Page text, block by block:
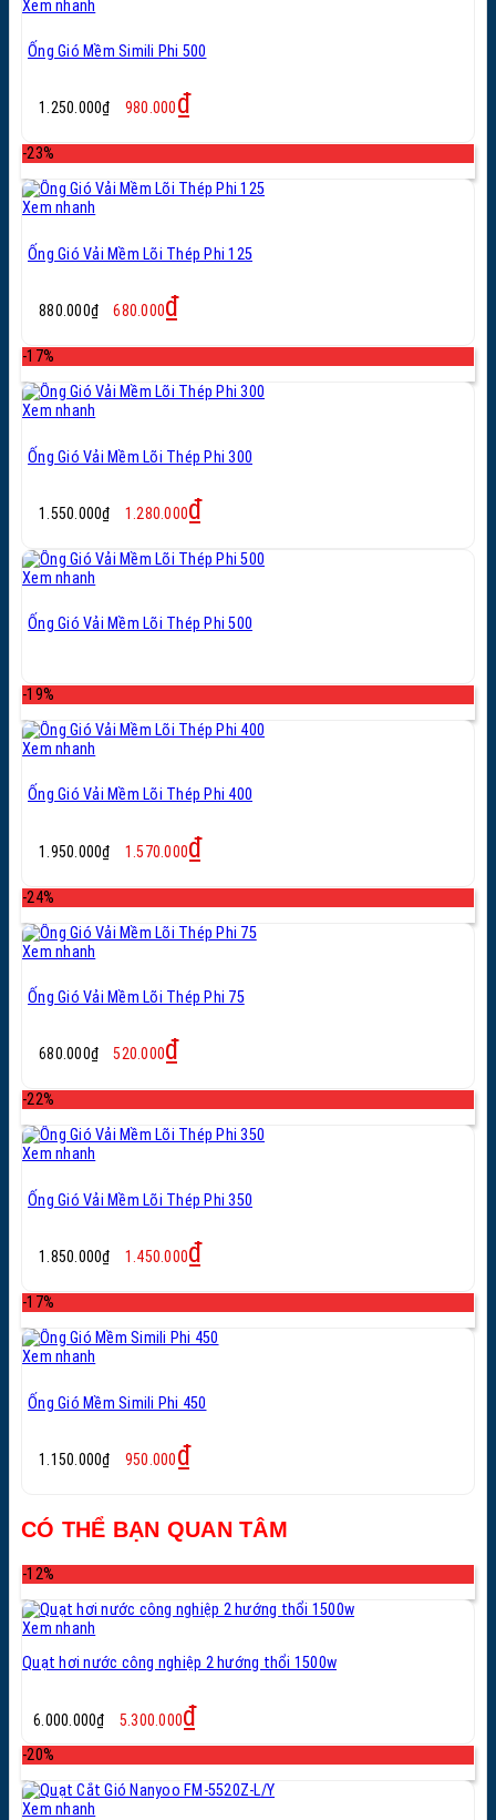
Xem nhanh
Ống Gió Mềm Simili Phi 500
1.250.000₫
Giá
gốc
980.000₫
-23%
Xem nhanh
Ống Gió Vải Mềm Lõi Thép Phi 125
880.000₫
Giá
gốc
680.000₫
-17%
Xem nhanh
Ống Gió Vải Mềm Lõi Thép Phi 300
1.550.000₫
Giá
gốc
1.550.000₫.
1.280.000₫
là:
Xem nhanh
Ống Gió Vải Mềm Lõi Thép Phi 500
-19%
Xem nhanh
Ống Gió Vải Mềm Lõi Thép Phi 400
1.950.000₫
gốc
1.570.000₫
-24%
Xem nhanh
Ống Gió Vải Mềm Lõi Thép Phi 75
680.000₫
Giá
gốc
520.000₫
-22%
Xem nhanh
Ống Gió Vải Mềm Lõi Thép Phi 350
1.850.000₫
Giá
gốc
1.450.000₫
-17%
Xem nhanh
Ống Gió Mềm Simili Phi 450
1.150.000₫
Giá
gốc
950.000₫
950.000₫.
CÓ THỂ BẠN QUAN TÂM
-12%
Xem nhanh
Quạt hơi nước công nghiệp 2 hướng thổi 1500w
6.000.000₫
gốc
là:
6.000.000₫.
5.300.000₫
tại
là:
5.300.000₫.
-20%
Xem nhanh